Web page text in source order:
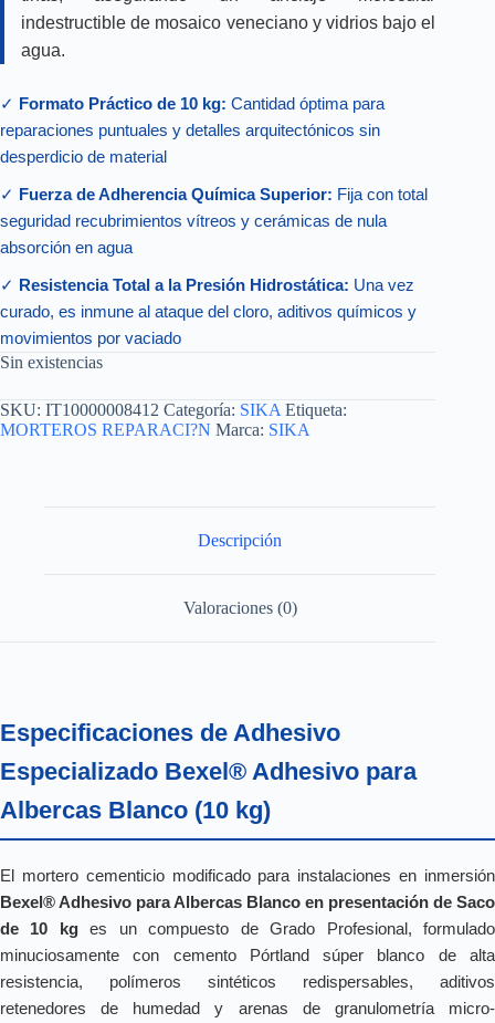
indestructible de mosaico veneciano y vidrios bajo el
agua.
✓ Formato Práctico de 10 kg: Cantidad óptima para
reparaciones puntuales y detalles arquitectónicos sin
desperdicio de material
✓ Fuerza de Adherencia Química Superior: Fija con total
seguridad recubrimientos vítreos y cerámicas de nula
absorción en agua
✓ Resistencia Total a la Presión Hidrostática: Una vez
curado, es inmune al ataque del cloro, aditivos químicos y
movimientos por vaciado
Sin existencias
SKU: IT10000008412 Categoría: SIKA Etiqueta:
MORTEROS REPARACI?N Marca: SIKA
Descripción
Valoraciones (0)
Especificaciones de Adhesivo
Especializado Bexel® Adhesivo para
Albercas Blanco (10 kg)
El mortero cementicio modificado para instalaciones en inmersión
Bexel® Adhesivo para Albercas Blanco en presentación de Saco
de 10 kges un compuesto de Grado Profesional, formulado
minuciosamente con cemento Pórtland súper blanco de alta
resistencia, polímeros sintéticos redispersables, aditivos
retenedores de humedad y arenas de granulometría micro-